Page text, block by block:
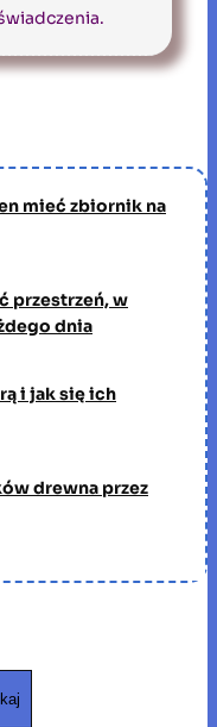
mieć zbiornik na
przestrzeń, w
dnia
i jak się ich
drewna przez